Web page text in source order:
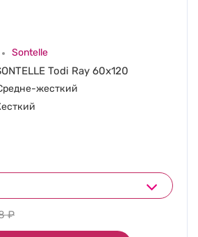
Sontelle
Todi Ray 60х120
жесткий
₽